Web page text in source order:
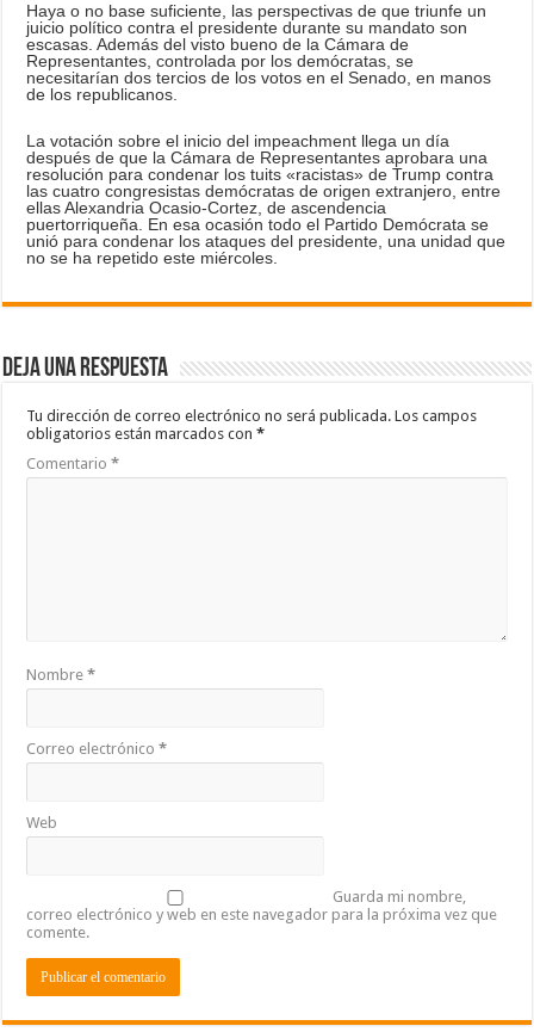
Haya o no base suficiente, las perspectivas de que triunfe un
juicio político contra el presidente durante su mandato son
escasas. Además del visto bueno de la Cámara de
Representantes, controlada por los demócratas, se
necesitarían dos tercios de los votos en el Senado, en manos
de los republicanos.
La votación sobre el inicio del impeachment llega un día
después de que la Cámara de Representantes aprobara una
resolución para condenar los tuits «racistas» de Trump contra
las cuatro congresistas demócratas de origen extranjero, entre
ellas Alexandria Ocasio-Cortez, de ascendencia
puertorriqueña. En esa ocasión todo el Partido Demócrata se
unió para condenar los ataques del presidente, una unidad que
no se ha repetido este miércoles.
Deja una respuesta
Tu dirección de correo electrónico no será publicada. Los campos
obligatorios están marcados con*
Comentario*
Nombre*
Correo electrónico*
Web
Guarda mi nombre,
correo electrónico y web en este navegador para la próxima vez que
comente.